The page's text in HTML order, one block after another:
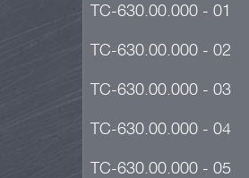
ТС-630.00.000 - 01
ТС-630.00.000 - 02
ТС-630.00.000 - 03
ТС-630.00.000 - 04
ТС-630.00.000 - 05